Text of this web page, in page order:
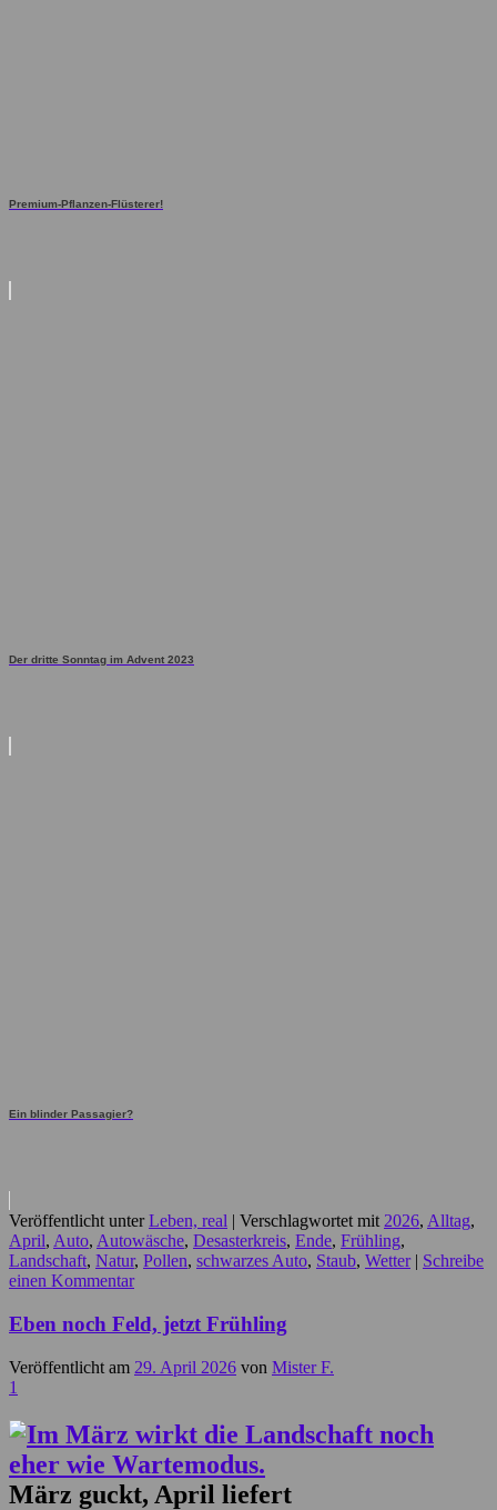
Premium-Pflanzen-Flüsterer!
Der dritte Sonntag im Advent 2023
Ein blinder Passagier?
Veröffentlicht unter Leben, real | Verschlagwortet mit 2026, Alltag,
April, Auto, Autowäsche, Desasterkreis, Ende, Frühling,
Landschaft, Natur, Pollen, schwarzes Auto, Staub, Wetter | Schreibe
einen Kommentar
Eben noch Feld, jetzt Frühling
Veröffentlicht am 29. April 2026 von Mister F.
1
März guckt, April liefert